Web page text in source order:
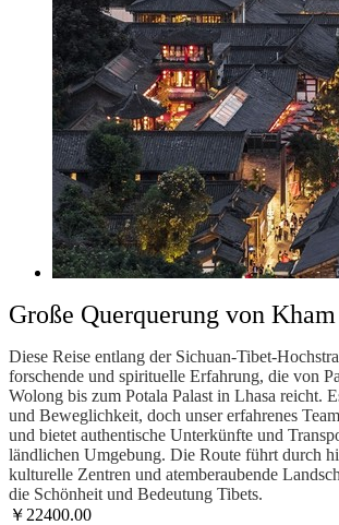
Große Querquerung von
Diese Reise entlang der Sichuan-Tibet-
forschende und spirituelle Erfahrung, die von
Wolong bis zum Potala Palast in Lhasa reicht.
und Beweglichkeit, doch unser erfahrenes
und bietet authentische Unterkünfte und
ländlichen Umgebung. Die Route führt durch
kulturelle Zentren und atemberaubende
die Schönheit und Bedeutung Tibets.
￥22400.00